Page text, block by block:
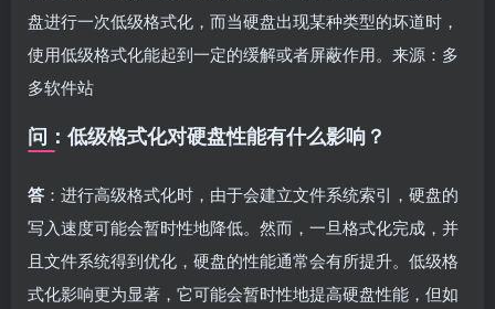
盘进行一次低级格式化，而当硬盘出现某种类型的坏道时，
使用低级格式化能起到一定的缓解或者屏蔽作用。来源：多
多软件站
问：低级格式化对硬盘性能有什么影响？
答 ：进行高级格式化时，由于会建立文件系统索引，硬盘的
写入速度可能会暂时性地降低。然而，一旦格式化完成，并
且文件系统得到优化，硬盘的性能通常会有所提升。低级格
式化影响更为显著，它可能会暂时性地提高硬盘性能，但如